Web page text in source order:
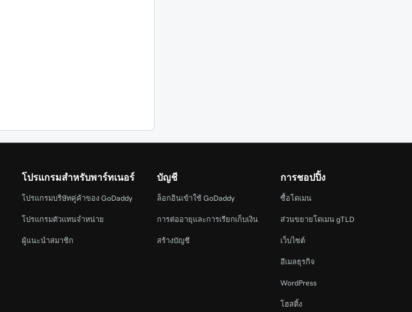
โปรแกรมสำหรับพาร์ทเนอร์
โปรแกรมบริษัทคู่ค้าของ GoDaddy
โปรแกรมตัวแทนจำหน่าย
ผู้แนะนำสมาชิก
บัญชี
ล็อกอินเข้าใช้ GoDaddy
การต่ออายุและการเรียกเก็บเงิน
สร้างบัญชี
การชอปปิ้ง
ซื้อโดเมน
ส่วนขยายโดเมน gTLD
เว็บไซต์
อีเมลธุรกิจ
WordPress
โฮสติ้ง